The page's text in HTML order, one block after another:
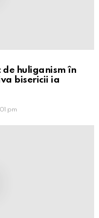
de huliganism în
bisericii ia
pm